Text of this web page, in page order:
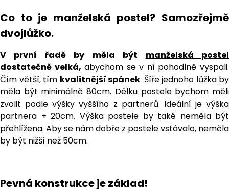
Co to je manželská postel? Samozřejmě
dvojlůžko.
V první řadě by měla být manželská postel
dostatečně velká, abychom se v ní pohodlně vyspali.
Čím větší, tím kvalitnější spánek. Šíře jednoho lůžka by
měla být minimálně 80cm. Délku postele bychom měli
zvolit podle výšky vyššího z partnerů. Ideální je výška
partnera + 20cm. Výška postele by také neměla být
přehlížena. Aby se nám dobře z postele vstávalo, neměla
by být nižší než 50cm.
Pevná konstrukce je základ!